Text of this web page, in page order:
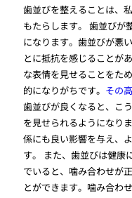
歯並びを整えることは、
もたらします。 歯並びが
になります。歯並びが悪
とに抵抗を感じることが
な表情を見せることをた
的になりがちです。 その
歯並びが良くなると、こ
を見せられるようになり
係にも良い影響を与え、
す。 また、歯並びは健康
でいると、噛み合わせが
とができます。噛み合わ